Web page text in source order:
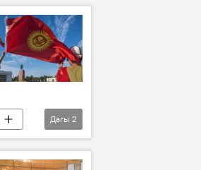
Дагы 2